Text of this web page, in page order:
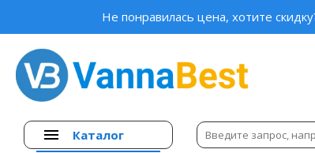
Не понравилась цена, хотите
Каталог